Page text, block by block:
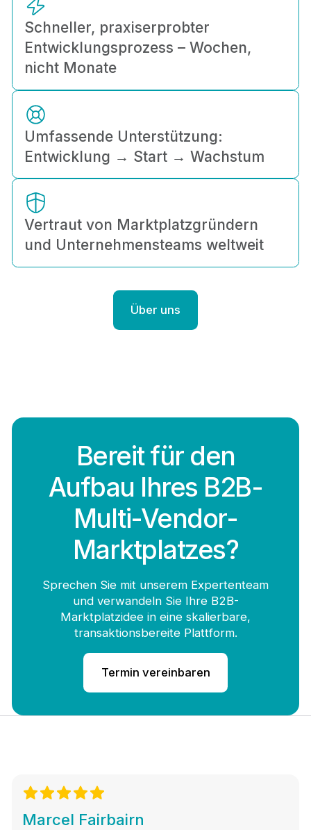
Schneller, praxiserprobter
Entwicklungsprozess – Wochen,
nicht Monate
Umfassende Unterstützung:
Entwicklung → Start → Wachstum
Vertraut von Marktplatzgründern
und Unternehmensteams weltweit
Über uns
Bereit für den
Aufbau Ihres B2B-
Multi-Vendor-
Marktplatzes?
Sprechen Sie mit unserem Expertenteam
und verwandeln Sie Ihre B2B-
Marktplatzidee in eine skalierbare,
transaktionsbereite Plattform.
Termin vereinbaren
Marcel Fairbairn